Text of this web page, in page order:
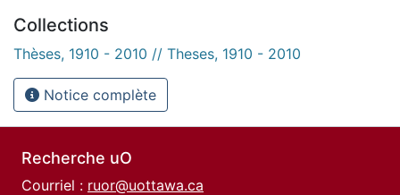
Collections
Thèses, 1910 - 2010 // Theses, 1910 - 2010
Notice complète
Recherche uO
Courriel : ruor@uottawa.ca